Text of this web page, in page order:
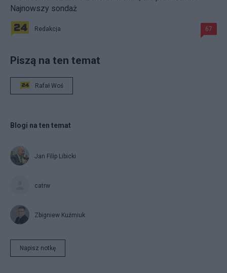
Najnowszy sondaż
Redakcja 67
Piszą na ten temat
Rafał Woś
Blogi na ten temat
Jan Filip Libicki
catrw
Zbigniew Kuźmiuk
Napisz notkę